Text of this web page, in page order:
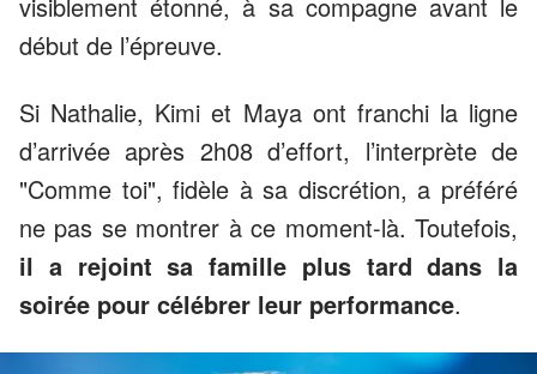
début de l’épreuve.
Si Nathalie, Kimi et Maya ont franchi la ligne
d’arrivée après 2h08 d’effort, l’interprète de
"Comme toi", fidèle à sa discrétion, a préféré
ne pas se montrer à ce moment-là. Toutefois,
il a rejoint sa famille plus tard dans la
soirée pour célébrer leur performance.